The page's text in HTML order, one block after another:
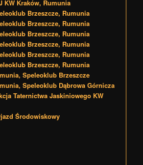
KW Kraków, Rumunia
Brzeszcze, Rumunia
Brzeszcze, Rumunia
Brzeszcze, Rumunia
Brzeszcze, Rumunia
Brzeszcze, Rumunia
Brzeszcze, Rumunia
Speleoklub Brzeszcze
Speleoklub Dąbrowa Górnicza
Taternictwa Jaskiniowego KW
Środowiskowy